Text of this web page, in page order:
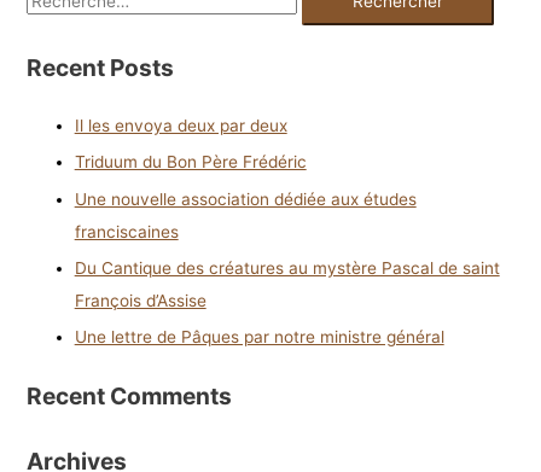
Recent Posts
Il les envoya deux par deux
Triduum du Bon Père Frédéric
Une nouvelle association dédiée aux études
franciscaines
Du Cantique des créatures au mystère Pascal de saint
François d’Assise
Une lettre de Pâques par notre ministre général
Recent Comments
Archives